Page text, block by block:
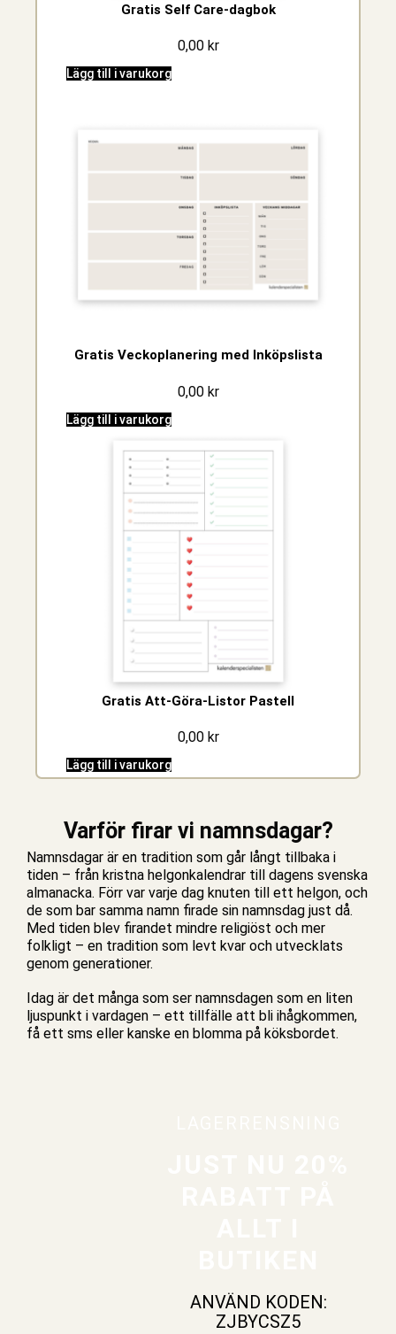
Gratis Self Care-dagbok
0,00 kr
Lägg till i varukorg
Gratis Veckoplanering med Inköpslista
0,00 kr
Lägg till i varukorg
Gratis Att-Göra-Listor Pastell
0,00 kr
Lägg till i varukorg
Varför firar vi namnsdagar?
Namnsdagar är en tradition som går långt tillbaka i
tiden – från kristna helgonkalendrar till dagens svenska
almanacka. Förr var varje dag knuten till ett helgon, och
de som bar samma namn firade sin namnsdag just då.
Med tiden blev firandet mindre religiöst och mer
folkligt – en tradition som levt kvar och utvecklats
genom generationer.
Idag är det många som ser namnsdagen som en liten
ljuspunkt i vardagen – ett tillfälle att bli ihågkommen,
få ett sms eller kanske en blomma på köksbordet.
ANVÄND KODEN:
ZJBYCSZ5